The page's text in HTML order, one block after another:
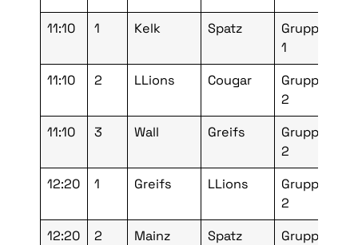
11:10
1 Kelk Spatz
Gruppe
1
11:10 2 LLions Cougar
Gruppe
2
11:10 3 Wall Greifs
Gruppe
2
12:20 1 Greifs LLions
Gruppe
2
12:20 2 Mainz Spatz
Gruppe